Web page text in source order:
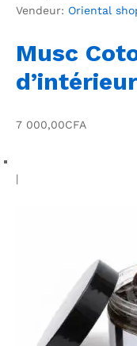
Vendeur: Oriental
Musc
7 000,00CFA
|